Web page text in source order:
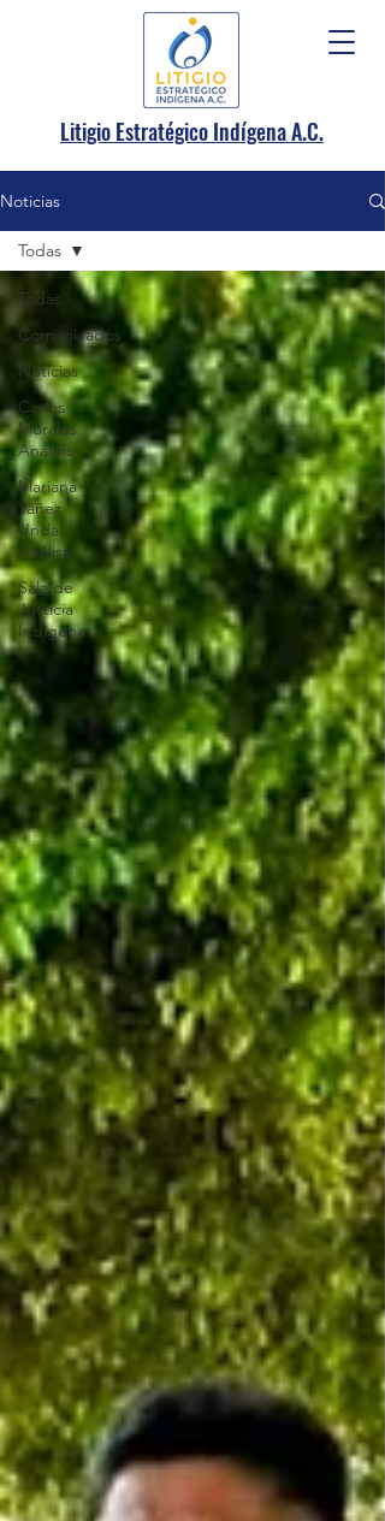
Litigio Estratégico Indígena A.C.
Noticias
Todas
Comunicados
Noticias
Carlos
Morales.
Análisis
Mariana
Yáñez
Unda.
Análisis
Sala de
Justicia
Indígena
Todas